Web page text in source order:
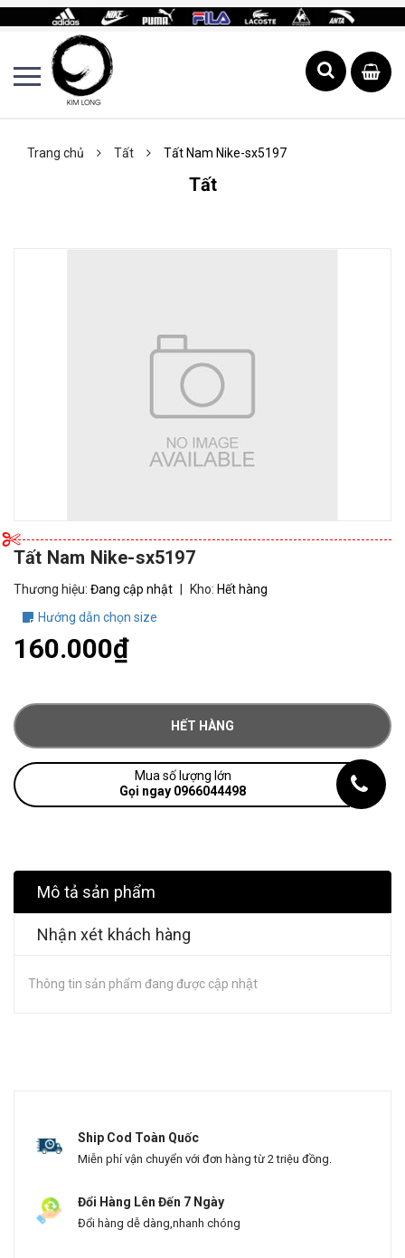
Trang chủ Tất Tất Nam Nike-sx5197
Tất
Tất Nam Nike-sx5197
Thương hiệu: Đang cập nhật Kho: Hết hàng
Hướng dẫn chọn size
160.000₫
HẾT HÀNG
Mua số lượng lớn
Gọi ngay 0966044498
Mô tả sản phẩm
Nhận xét khách hàng
Thông tin sản phẩm đang được cập nhật
Ship Cod Toàn Quốc
Miễn phí vận chuyển với đơn hàng từ 2 triệu đồng.
Đổi Hàng Lên Đến 7 Ngày
Đổi hàng dễ dàng,nhanh chóng